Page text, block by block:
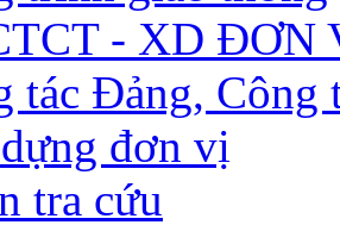
- XD ĐƠN
tác Đảng, Công
đơn vị
tra cứu